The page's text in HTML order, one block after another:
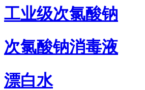
工业级次氯酸钠
次氯酸钠消毒液
漂白水